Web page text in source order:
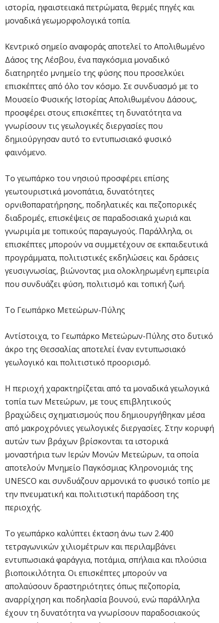
ιστορία, ηφαιστειακά πετρώματα, θερμές πηγές και
μοναδικά γεωμορφολογικά τοπία.
Κεντρικό σημείο αναφοράς αποτελεί το Απολιθωμένο
Δάσος της Λέσβου, ένα παγκόσμια μοναδικό
διατηρητέο μνημείο της φύσης που προσελκύει
επισκέπτες από όλο τον κόσμο. Σε συνδυασμό με το
Μουσείο Φυσικής Ιστορίας Απολιθωμένου Δάσους,
προσφέρει στους επισκέπτες τη δυνατότητα να
γνωρίσουν τις γεωλογικές διεργασίες που
δημιούργησαν αυτό το εντυπωσιακό φυσικό
φαινόμενο.
Το γεωπάρκο του νησιού προσφέρει επίσης
γεωτουριστικά μονοπάτια, δυνατότητες
ορνιθοπαρατήρησης, ποδηλατικές και πεζοπορικές
διαδρομές, επισκέψεις σε παραδοσιακά χωριά και
γνωριμία με τοπικούς παραγωγούς. Παράλληλα, οι
επισκέπτες μπορούν να συμμετέχουν σε εκπαιδευτικά
προγράμματα, πολιτιστικές εκδηλώσεις και δράσεις
γευσιγνωσίας, βιώνοντας μια ολοκληρωμένη εμπειρία
που συνδυάζει φύση, πολιτισμό και τοπική ζωή.
Το Γεωπάρκο Μετεώρων-Πύλης
Αντίστοιχα, το Γεωπάρκο Μετεώρων-Πύλης στο δυτικό
άκρο της Θεσσαλίας αποτελεί έναν εντυπωσιακό
γεωλογικό και πολιτιστικό προορισμό.
Η περιοχή χαρακτηρίζεται από τα μοναδικά γεωλογικά
τοπία των Μετεώρων, με τους επιβλητικούς
βραχώδεις σχηματισμούς που δημιουργήθηκαν μέσα
από μακροχρόνιες γεωλογικές διεργασίες. Στην κορυφή
αυτών των βράχων βρίσκονται τα ιστορικά
μοναστήρια των Ιερών Μονών Μετεώρων, τα οποία
αποτελούν Μνημείο Παγκόσμιας Κληρονομιάς της
UNESCO και συνδυάζουν αρμονικά το φυσικό τοπίο με
την πνευματική και πολιτιστική παράδοση της
περιοχής.
Το γεωπάρκο καλύπτει έκταση άνω των 2.400
τετραγωνικών χιλιομέτρων και περιλαμβάνει
εντυπωσιακά φαράγγια, ποτάμια, σπήλαια και πλούσια
βιοποικιλότητα. Οι επισκέπτες μπορούν να
απολαύσουν δραστηριότητες όπως πεζοπορία,
αναρρίχηση και ποδηλασία βουνού, ενώ παράλληλα
έχουν τη δυνατότητα να γνωρίσουν παραδοσιακούς